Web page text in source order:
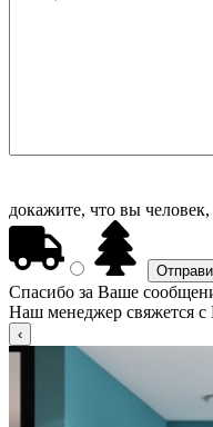
докажите, что вы
Спасибо за Ваше
Наш менеджер свяжется